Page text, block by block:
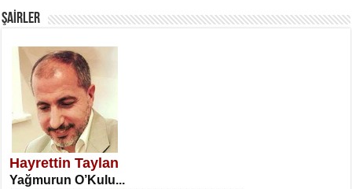
SATILMIŞ ÜMİT ÇETİNKAYA
Erkenlik...
ŞAİRLER
Hayrettin Taylan
Yağmurun O’Kulu...